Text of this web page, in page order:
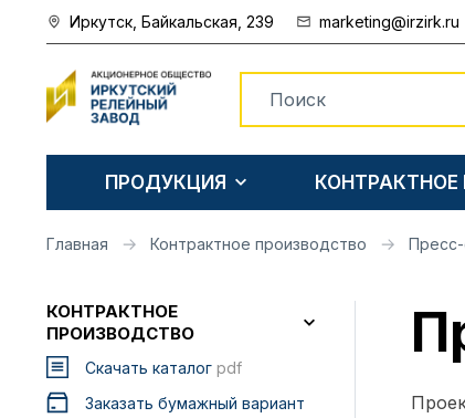
Иркутск, Байкальская, 239 marketing@irzirk.ru
ПРОДУКЦИЯ
Главная Контрактное производство
КОНТРАКТНОЕ
ПРОИЗВОДСТВО
Скачать каталог pdf
Заказать бумажный вариант